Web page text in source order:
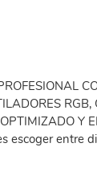
Y
escoger entre